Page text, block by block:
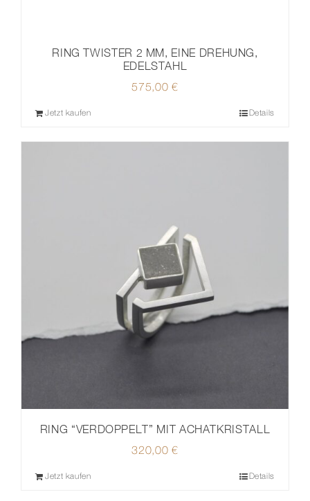
RING TWISTER 2 MM, EINE DREHUNG,
EDELSTAHL
575,00 €
Jetzt kaufen Details
RING “VERDOPPELT” MIT ACHATKRISTALL
320,00 €
Jetzt kaufen Details